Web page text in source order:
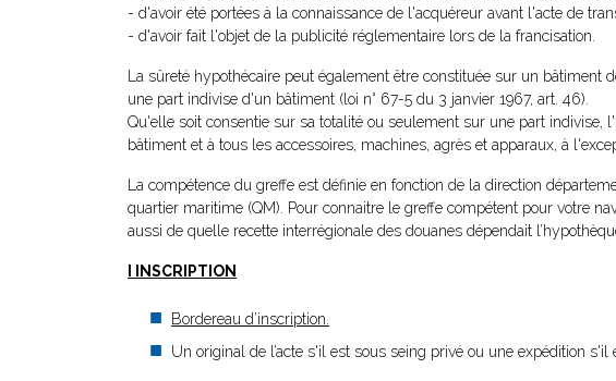
- d'avoir été portées à la connaissance de l'acquéreur avant l'acte de
- d'avoir fait l'objet de la publicité réglementaire lors de la francisation.
La sûreté hypothécaire peut également être constituée sur un
une part indivise d'un bâtiment (loi n° 67-5 du 3 janvier 1967, art. 46).
Qu'elle soit consentie sur sa totalité ou seulement sur une part indivise,
bâtiment et à tous les accessoires, machines, agrès et apparaux, à
La compétence du greffe est définie en fonction de la direction
quartier maritime (QM). Pour connaitre le greffe compétent pour votre
aussi de quelle recette interrégionale des douanes dépendait
I INSCRIPTION
Bordereau d’inscription.
Un original de l’acte s'il est sous seing privé ou une expédition